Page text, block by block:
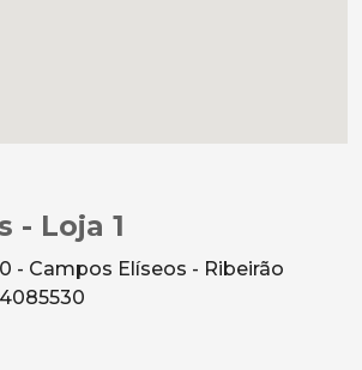
- Loja 1
- Campos Elíseos - Ribeirão